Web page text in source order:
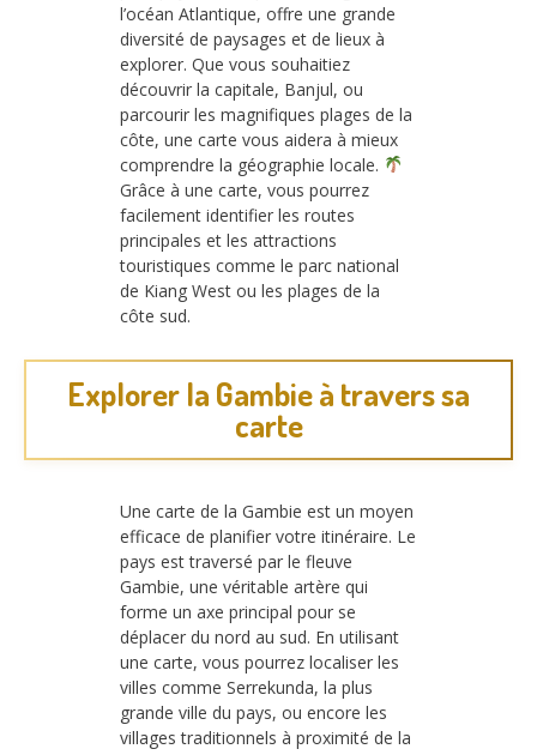
l’océan Atlantique, offre une grande
diversité de paysages et de lieux à
explorer. Que vous souhaitiez
découvrir la capitale, Banjul, ou
parcourir les magnifiques plages de la
côte, une carte vous aidera à mieux
comprendre la géographie locale.
Grâce à une carte, vous pourrez
facilement identifier les routes
principales et les attractions
touristiques comme le parc national
de Kiang West ou les plages de la
côte sud.
Explorer la Gambie à travers sa
carte
Une carte de la Gambie est un moyen
efficace de planifier votre itinéraire. Le
pays est traversé par le fleuve
Gambie, une véritable artère qui
forme un axe principal pour se
déplacer du nord au sud. En utilisant
une carte, vous pourrez localiser les
villes comme Serrekunda, la plus
grande ville du pays, ou encore les
villages traditionnels à proximité de la